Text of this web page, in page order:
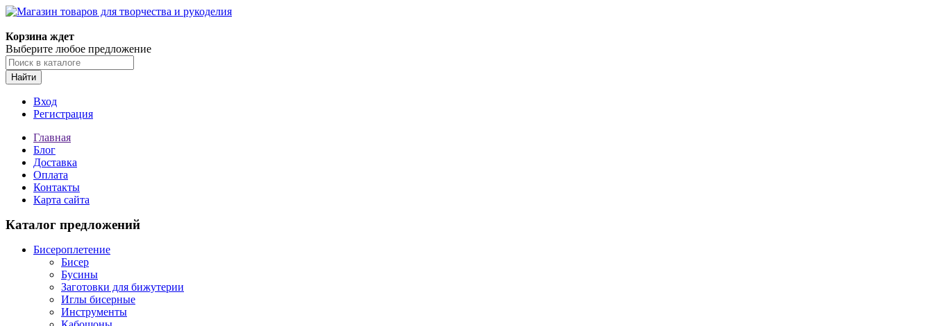
Корзина ждет
Выберите любое предложение
Найти
Вход
Регистрация
Главная
Блог
Доставка
Оплата
Контакты
Карта сайта
Каталог предложений
Бисероплетение
Бисер
Бусины
Заготовки для бижутерии
Иглы бисерные
Инструменты